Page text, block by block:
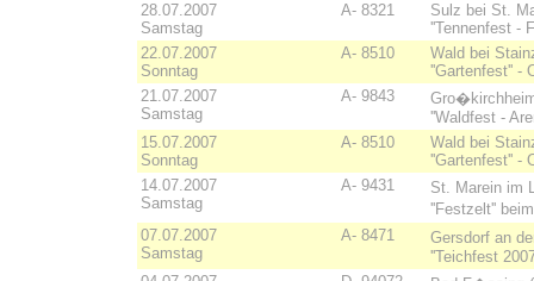
28.07.2007
Samstag
A- 8321
Sulz bei St.
''Tennenfest -
22.07.2007
Sonntag
A- 8510
Wald bei
''Gartenfest'' -
21.07.2007
Samstag
A- 9843
''Waldfest -
15.07.2007
Sonntag
A- 8510
Wald bei
''Gartenfest'' -
14.07.2007
Samstag
A- 9431
St. Marein im
''Festzelt''
07.07.2007
Samstag
A- 8471
Gersdorf an
''Teichfest